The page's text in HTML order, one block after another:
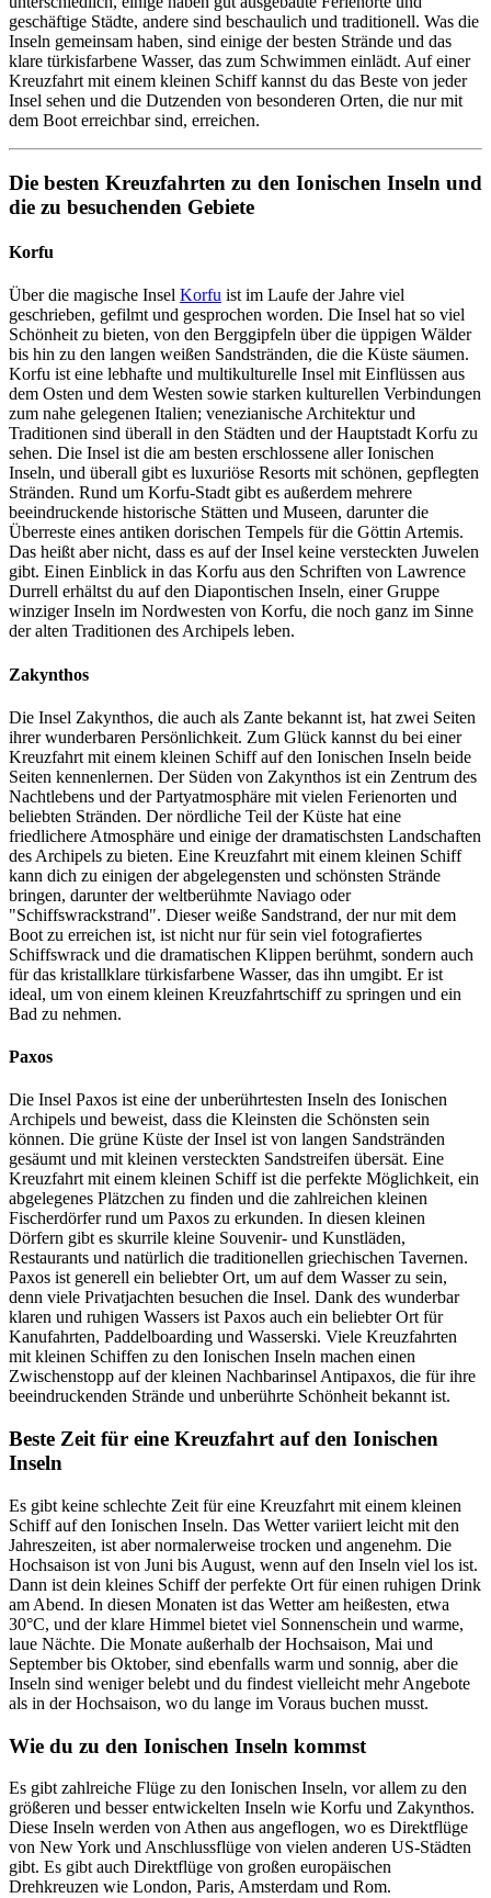
geschäftige Städte, andere sind beschaulich und traditionell. Was die
Inseln gemeinsam haben, sind einige der besten Strände und das
klare türkisfarbene Wasser, das zum Schwimmen einlädt. Auf einer
Kreuzfahrt mit einem kleinen Schiff kannst du das Beste von jeder
Insel sehen und die Dutzenden von besonderen Orten, die nur mit
dem Boot erreichbar sind, erreichen.
Die besten Kreuzfahrten zu den Ionischen Inseln und
die zu besuchenden Gebiete
Korfu
Über die magische Insel Korfu ist im Laufe der Jahre viel
geschrieben, gefilmt und gesprochen worden. Die Insel hat so viel
Schönheit zu bieten, von den Berggipfeln über die üppigen Wälder
bis hin zu den langen weißen Sandstränden, die die Küste säumen.
Korfu ist eine lebhafte und multikulturelle Insel mit Einflüssen aus
dem Osten und dem Westen sowie starken kulturellen Verbindungen
zum nahe gelegenen Italien; venezianische Architektur und
Traditionen sind überall in den Städten und der Hauptstadt Korfu zu
sehen. Die Insel ist die am besten erschlossene aller Ionischen
Inseln, und überall gibt es luxuriöse Resorts mit schönen, gepflegten
Stränden. Rund um Korfu-Stadt gibt es außerdem mehrere
beeindruckende historische Stätten und Museen, darunter die
Überreste eines antiken dorischen Tempels für die Göttin Artemis.
Das heißt aber nicht, dass es auf der Insel keine versteckten Juwelen
gibt. Einen Einblick in das Korfu aus den Schriften von Lawrence
Durrell erhältst du auf den Diapontischen Inseln, einer Gruppe
winziger Inseln im Nordwesten von Korfu, die noch ganz im Sinne
der alten Traditionen des Archipels leben.
Zakynthos
Die Insel Zakynthos, die auch als Zante bekannt ist, hat zwei Seiten
ihrer wunderbaren Persönlichkeit. Zum Glück kannst du bei einer
Kreuzfahrt mit einem kleinen Schiff auf den Ionischen Inseln beide
Seiten kennenlernen. Der Süden von Zakynthos ist ein Zentrum des
Nachtlebens und der Partyatmosphäre mit vielen Ferienorten und
beliebten Stränden. Der nördliche Teil der Küste hat eine
friedlichere Atmosphäre und einige der dramatischsten Landschaften
des Archipels zu bieten. Eine Kreuzfahrt mit einem kleinen Schiff
kann dich zu einigen der abgelegensten und schönsten Strände
bringen, darunter der weltberühmte Naviago oder
"Schiffswrackstrand". Dieser weiße Sandstrand, der nur mit dem
Boot zu erreichen ist, ist nicht nur für sein viel fotografiertes
Schiffswrack und die dramatischen Klippen berühmt, sondern auch
für das kristallklare türkisfarbene Wasser, das ihn umgibt. Er ist
ideal, um von einem kleinen Kreuzfahrtschiff zu springen und ein
Bad zu nehmen.
Paxos
Die Insel Paxos ist eine der unberührtesten Inseln des Ionischen
Archipels und beweist, dass die Kleinsten die Schönsten sein
können. Die grüne Küste der Insel ist von langen Sandstränden
gesäumt und mit kleinen versteckten Sandstreifen übersät. Eine
Kreuzfahrt mit einem kleinen Schiff ist die perfekte Möglichkeit, ein
abgelegenes Plätzchen zu finden und die zahlreichen kleinen
Fischerdörfer rund um Paxos zu erkunden. In diesen kleinen
Dörfern gibt es skurrile kleine Souvenir- und Kunstläden,
Restaurants und natürlich die traditionellen griechischen Tavernen.
Paxos ist generell ein beliebter Ort, um auf dem Wasser zu sein,
denn viele Privatjachten besuchen die Insel. Dank des wunderbar
klaren und ruhigen Wassers ist Paxos auch ein beliebter Ort für
Kanufahrten, Paddelboarding und Wasserski. Viele Kreuzfahrten
mit kleinen Schiffen zu den Ionischen Inseln machen einen
Zwischenstopp auf der kleinen Nachbarinsel Antipaxos, die für ihre
beeindruckenden Strände und unberührte Schönheit bekannt ist.
Beste Zeit für eine Kreuzfahrt auf den Ionischen
Inseln
Es gibt keine schlechte Zeit für eine Kreuzfahrt mit einem kleinen
Schiff auf den Ionischen Inseln. Das Wetter variiert leicht mit den
Jahreszeiten, ist aber normalerweise trocken und angenehm. Die
Hochsaison ist von Juni bis August, wenn auf den Inseln viel los ist.
Dann ist dein kleines Schiff der perfekte Ort für einen ruhigen Drink
am Abend. In diesen Monaten ist das Wetter am heißesten, etwa
30°C, und der klare Himmel bietet viel Sonnenschein und warme,
laue Nächte. Die Monate außerhalb der Hochsaison, Mai und
September bis Oktober, sind ebenfalls warm und sonnig, aber die
Inseln sind weniger belebt und du findest vielleicht mehr Angebote
als in der Hochsaison, wo du lange im Voraus buchen musst.
Wie du zu den Ionischen Inseln kommst
Es gibt zahlreiche Flüge zu den Ionischen Inseln, vor allem zu den
größeren und besser entwickelten Inseln wie Korfu und Zakynthos.
Diese Inseln werden von Athen aus angeflogen, wo es Direktflüge
von New York und Anschlussflüge von vielen anderen US-Städten
gibt. Es gibt auch Direktflüge von großen europäischen
Drehkreuzen wie London, Paris, Amsterdam und Rom.